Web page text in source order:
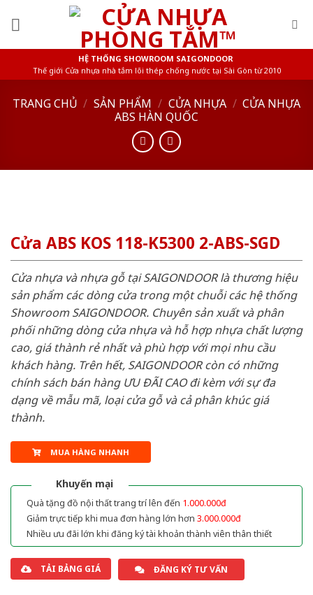
HỆ THỐNG SHOWROOM SAIGONDOOR
Thế giới Cửa nhựa nhà tắm lõi thép chống nước tại Sài Gòn từ 2010
TRANG CHỦ / SẢN PHẨM / CỬA NHỰA / CỬA NHỰA
ABS HÀN QUỐC
Cửa ABS KOS 118-K5300 2-ABS-SGD
Cửa nhựa và nhựa gỗ tại SAIGONDOOR là thương hiệu
sản phẩm các dòng cửa trong một chuỗi các hệ thống
Showroom SAIGONDOOR. Chuyên sản xuất và phân
phối những dòng cửa nhựa và hỗ hợp nhựa chất lượng
cao, giá thành rẻ nhất và phù hợp với mọi nhu cầu
khách hàng. Trên hết, SAIGONDOOR còn có những
chính sách bán hàng ƯU ĐÃI CAO đi kèm với sự đa
dạng về mẫu mã, loại cửa gỗ và cả phân khúc giá
thành.
MUA HÀNG NHANH
Khuyến mại
Quà tặng đồ nội thất trang trí lên đến 1.000.000đ
Giảm trực tiếp khi mua đơn hàng lớn hơn 3.000.000đ
Nhiều ưu đãi lớn khi đăng ký tài khoản thành viên thân thiết
TẢI BẢNG GIÁ ĐĂNG KÝ TƯ VẤN